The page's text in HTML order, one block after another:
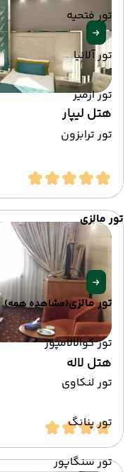
تور فتحیه
تور آلانیا
تور ازمیر
تور ترابزون
تور مالزی
تور مالزی(مشاهده همه)
تور کوالالامپور
تور لنکاوی
تور پنانگ
تور سنگاپور
هتل لیپار
هتل لاله